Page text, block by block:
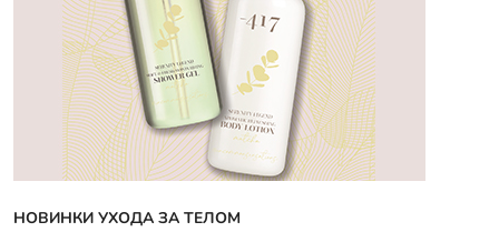
НОВИНКИ УХОДА ЗА ТЕЛОМ